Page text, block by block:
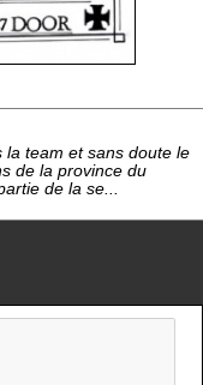
la team et sans doute le
de la province du
de la se...